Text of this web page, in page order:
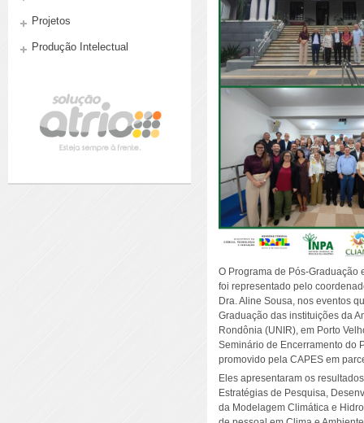
O Programa de Pós-Graduação
foi representado pelo
Dra. Aline Sousa, nos eventos
Graduação das instituições da
Rondônia (UNIR), em Porto
Seminário de Encerramento do
promovido pela CAPES em
Eles apresentaram os
Estratégias de Pesquisa,
da Modelagem Climática e
Projetos
Produção Intelectual